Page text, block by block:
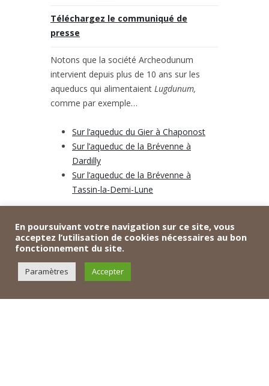
Téléchargez le communiqué de
presse
Notons que la société Archeodunum
intervient depuis plus de 10 ans sur les
aqueducs qui alimentaient Lugdunum,
comme par exemple…
Sur l’aqueduc du Gier à Chaponost
Sur l’aqueduc de la Brévenne à
Dardilly
Sur l’aqueduc de la Brévenne à
Tassin-la-Demi-Lune
En poursuivant votre navigation sur ce site, vous
acceptez l’utilisation de cookies nécessaires au bon
fonctionnement du site.
Paramètres Accepter